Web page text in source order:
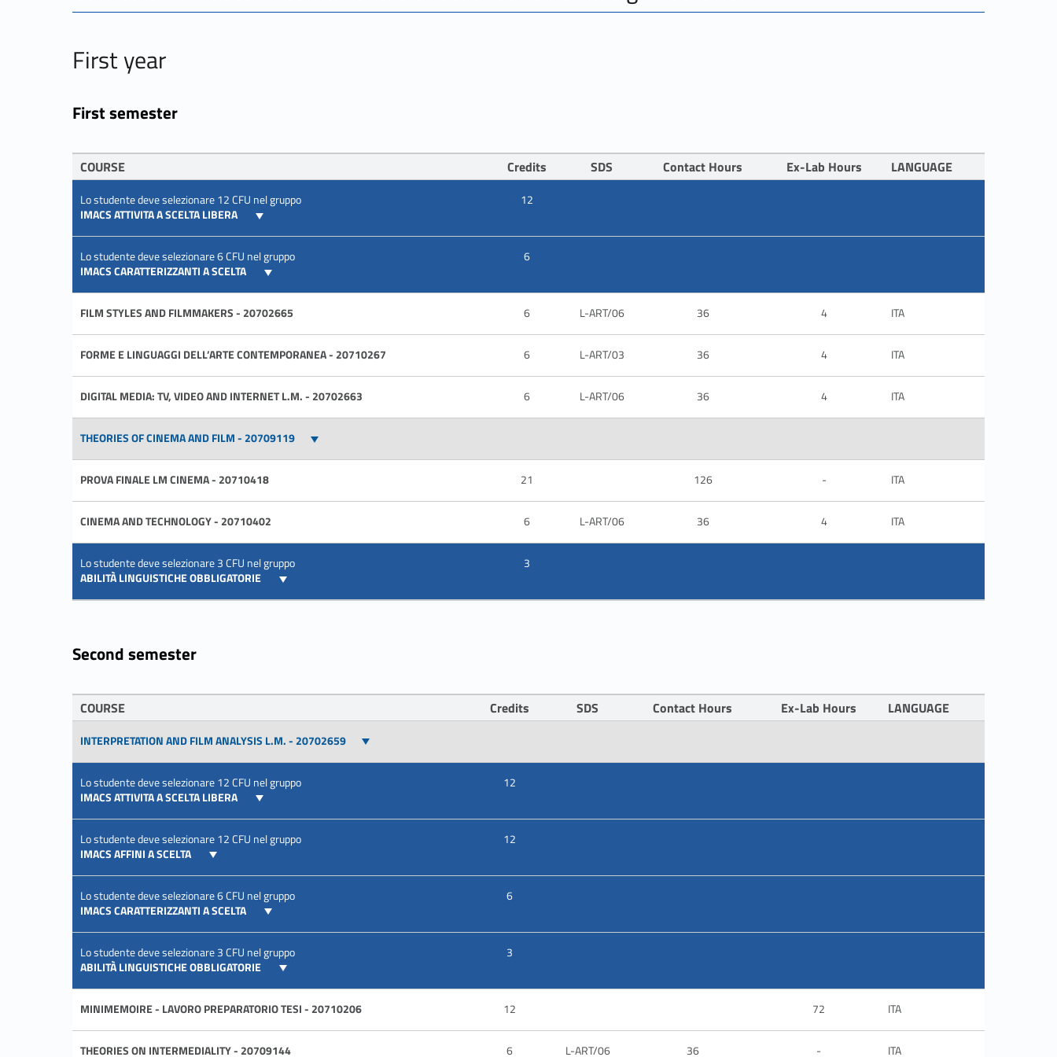
First year
First semester
COURSE Credits SDS Contact Hours Ex-Lab Hours LANGUAGE
Lo studente deve selezionare 12 CFU nel gruppo
IMACS ATTIVITA A SCELTA LIBERA
12
Lo studente deve selezionare 6 CFU nel gruppo
IMACS CARATTERIZZANTI A SCELTA
6
FILM STYLES AND FILMMAKERS - 20702665 6 L-ART/06 36 4 ITA
FORME E LINGUAGGI DELL’ARTE CONTEMPORANEA - 20710267 6 L-ART/03 36 4 ITA
DIGITAL MEDIA: TV, VIDEO AND INTERNET L.M. - 20702663 6 L-ART/06 36 4 ITA
THEORIES OF CINEMA AND FILM - 20709119
PROVA FINALE LM CINEMA - 20710418 21 126 - ITA
CINEMA AND TECHNOLOGY - 20710402 6 L-ART/06 36 4 ITA
Lo studente deve selezionare 3 CFU nel gruppo
ABILITÀ LINGUISTICHE OBBLIGATORIE
3
Second semester
COURSE Credits SDS Contact Hours Ex-Lab Hours LANGUAGE
INTERPRETATION AND FILM ANALYSIS L.M. - 20702659
Lo studente deve selezionare 12 CFU nel gruppo
IMACS ATTIVITA A SCELTA LIBERA
12
Lo studente deve selezionare 12 CFU nel gruppo
IMACS AFFINI A SCELTA
12
Lo studente deve selezionare 6 CFU nel gruppo
IMACS CARATTERIZZANTI A SCELTA
6
Lo studente deve selezionare 3 CFU nel gruppo
ABILITÀ LINGUISTICHE OBBLIGATORIE
3
MINIMEMOIRE - LAVORO PREPARATORIO TESI - 20710206 12 72 ITA
THEORIES ON INTERMEDIALITY - 20709144 6 L-ART/06 36 - ITA